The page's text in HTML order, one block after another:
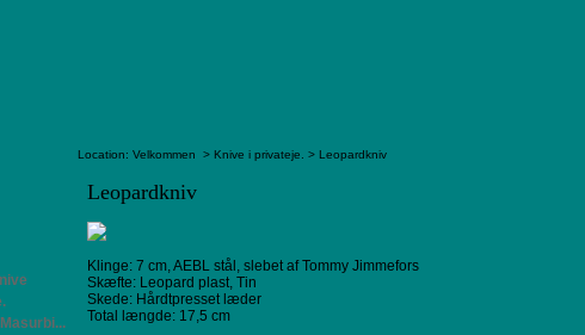
Location: Velkommen > Knive i privateje. > Leopardkniv
Leopardkniv
Klinge: 7 cm, AEBL stål, slebet af Tommy Jimmefors
Skæfte: Leopard plast, Tin
Skede: Hårdtpresset læder
Total længde: 17,5 cm